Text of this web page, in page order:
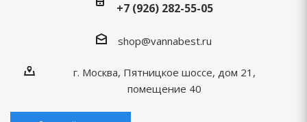
+7 (926) 282-55-05
shop@vannabest.ru
г. Москва, Пятницкое шоссе, дом 21,
помещение 40